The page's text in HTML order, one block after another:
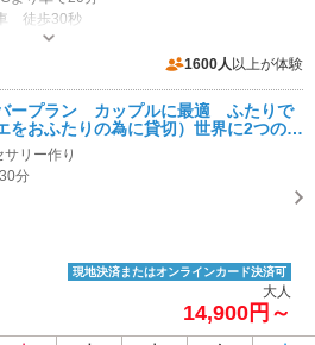
徒歩30秒
：火曜日
店舗前に無料駐車場ございます。
1600人 以上が体験
ープラン カップルに最適 ふたりで
をおふたりの為に貸切）世界に2つのオ
い出作りや記念日に
サリー作り
分
現地決済またはオンラインカード決済可
大人
14,900円～